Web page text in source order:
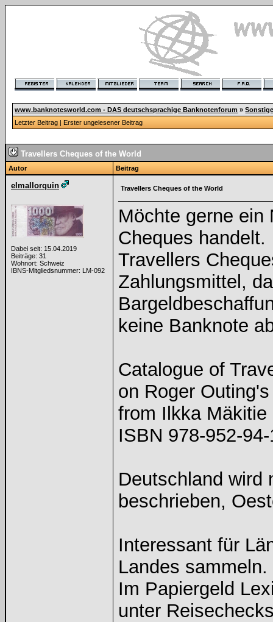
www.banknotesworld.com - DAS deutschsprachige Banknotenforum »
Letzter Beitrag |Erster ungelesener Beitrag
Travellers Cheques of the World
Autor Beitrag
elmallorquin
Dabei seit: 15.04.2019
Beiträge: 31
Wohnort: Schweiz
IBNS-Mitgliedsnummer: LM-092
Travellers Cheques of the World
Möchte gerne ein
Cheques handelt.
Travellers
Zahlungsmittel,
keine Banknote
Catalogue of
on Roger
from Ilkka Mäkitie
ISBN 978-952-
Deutschland wird
beschrieben,
Interessant für
Landes sammeln.
Im Papiergeld
unter